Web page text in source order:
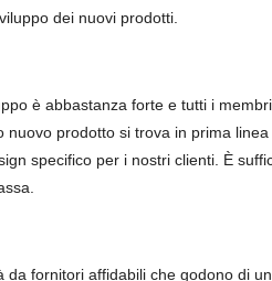
dei nuovi prodotti.
è abbastanza forte e tutti i
nuovo prodotto si trova in prima
specifico per i nostri clienti. È
da fornitori affidabili che godono di